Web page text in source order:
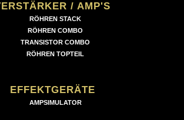
/ AMP'S
RÖHREN STACK
RÖHREN COMBO
TRANSISTOR COMBO
RÖHREN TOPTEIL
EFFEKTGERÄTE
AMPSIMULATOR